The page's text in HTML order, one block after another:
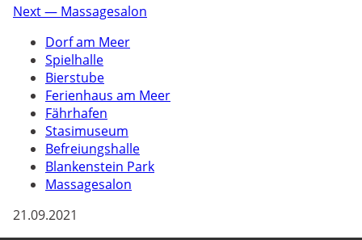
Next — Massagesalon
Dorf am Meer
Spielhalle
Bierstube
Ferienhaus am Meer
Fährhafen
Stasimuseum
Befreiungshalle
Blankenstein Park
Massagesalon
21.09.2021